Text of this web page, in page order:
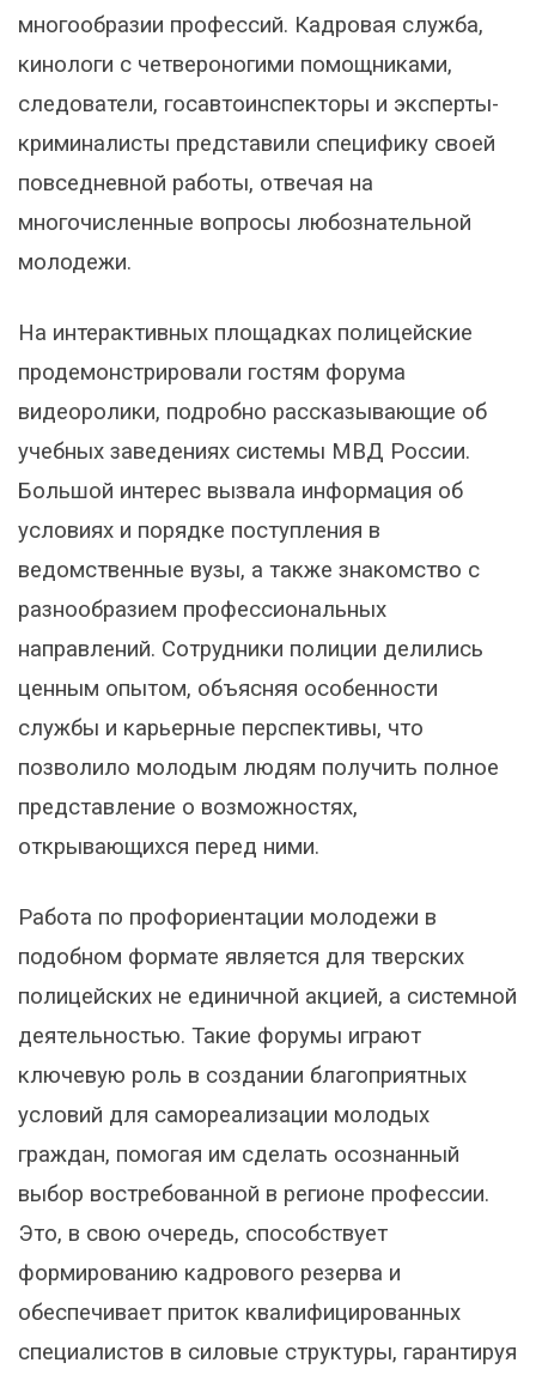
многообразии профессий. Кадровая служба,
кинологи с четвероногими помощниками,
следователи, госавтоинспекторы и эксперты-
криминалисты представили специфику своей
повседневной работы, отвечая на
многочисленные вопросы любознательной
молодежи.
На интерактивных площадках полицейские
продемонстрировали гостям форума
видеоролики, подробно рассказывающие об
учебных заведениях системы МВД России.
Большой интерес вызвала информация об
условиях и порядке поступления в
ведомственные вузы, а также знакомство с
разнообразием профессиональных
направлений. Сотрудники полиции делились
ценным опытом, объясняя особенности
службы и карьерные перспективы, что
позволило молодым людям получить полное
представление о возможностях,
открывающихся перед ними.
Работа по профориентации молодежи в
подобном формате является для тверских
полицейских не единичной акцией, а системной
деятельностью. Такие форумы играют
ключевую роль в создании благоприятных
условий для самореализации молодых
граждан, помогая им сделать осознанный
выбор востребованной в регионе профессии.
Это, в свою очередь, способствует
формированию кадрового резерва и
обеспечивает приток квалифицированных
специалистов в силовые структуры, гарантируя